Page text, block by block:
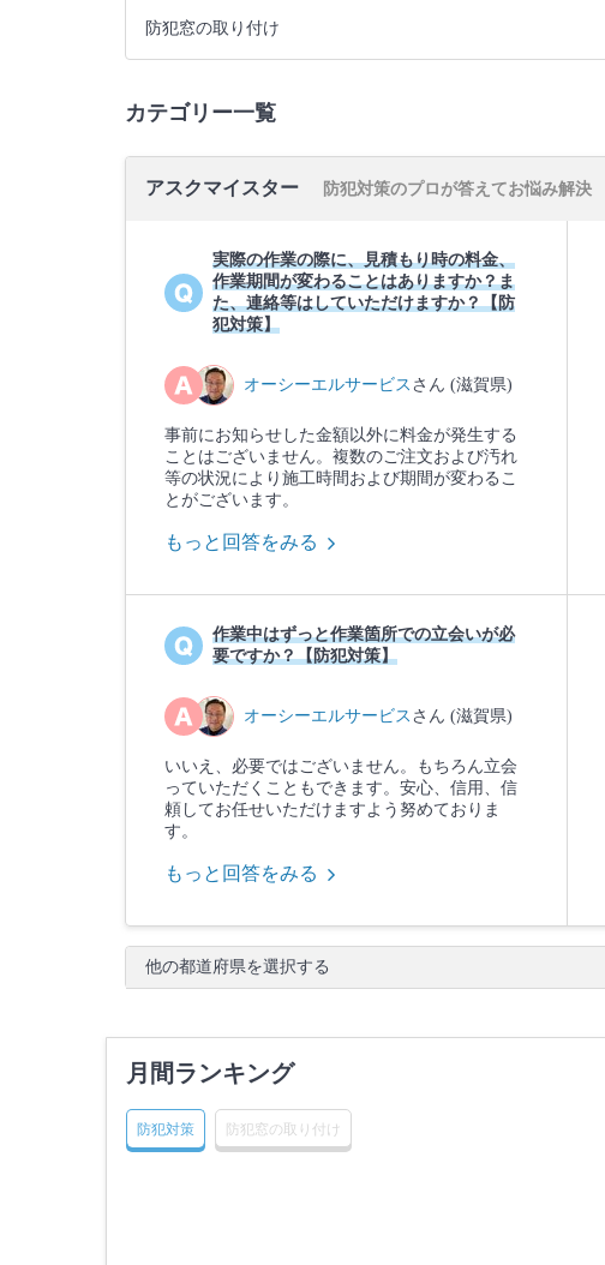
防犯窓の取り付け
カテゴリー一覧
アスクマイスター 防犯対策のプロが答えてお悩み解決
実際の作業の際に、見積もり時の料金、
作業期間が変わることはありますか？ま
た、連絡等はしていただけますか？【防
犯対策】
オーシーエルサービス さん (滋賀県)
事前にお知らせした金額以外に料金が発生する
ことはございません。複数のご注文および汚れ
等の状況により施工時間および期間が変わるこ
とがございます。
もっと回答をみる
作業中はずっと作業箇所での立会いが必
要ですか？【防犯対策】
オーシーエルサービス さん (滋賀県)
いいえ、必要ではございません。もちろん立会
っていただくこともできます。安心、信用、信
頼してお任せいただけますよう努めておりま
す。
もっと回答をみる
他の都道府県を選択する
月間ランキング
防犯対策 防犯窓の取り付け